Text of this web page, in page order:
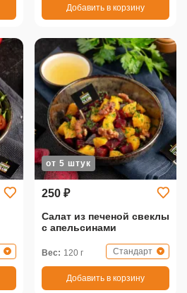
Добавить в корзину
от 5 штук
250 ₽
Салат из печеной свеклы
с апельсинами
Вес: 120 г Стандарт
Добавить в корзину